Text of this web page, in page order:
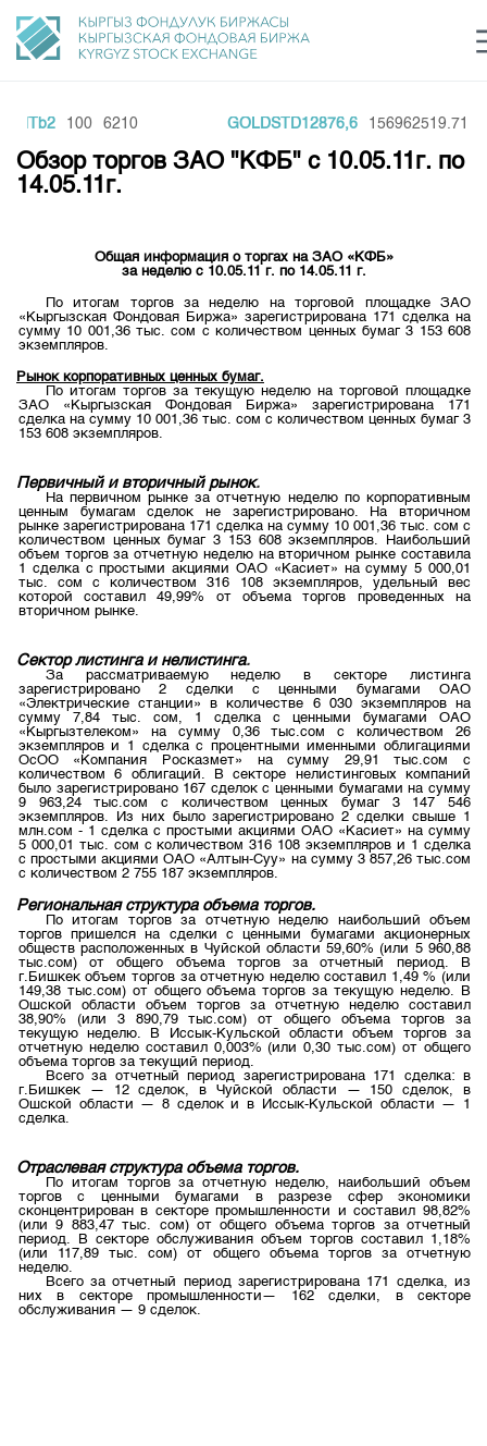
Финансовый рынок KG login Рус Кыр Eng
Общая информация
Акционеры
Руководство
Внутренний аудитор
Комитеты
Наши партнеры
Cтратегия развития
Корпоративные документы
Контакты
Направления
Товарно-сырьевой сектор
Листинг
Центр раскрытия информации
Тарифы
Финансовый рынок KG
Пресс-клуб
25 лет ЗАО КФБ
Нормативная база
Биржевая деятельность
Депозитарная деятельность
Центр раскрытия информации
Статистика торгов
Итоги последних торгов
Индекс и Капитализация
Котировки по ЦБ
Котировки по драг. металлам
Расписание аукционов по ГЦБ
Объем ГЦБ в обращении
Результаты аукционов по депозитам
Учебный центр
Общая информация
План работы на год
100 6210 GOLDSTD12876,6 156962519.71
Обзор торгов ЗАО "КФБ" с 10.05.11г. по
14.05.11г.
Общая информация о торгах на ЗАО «КФБ»
за неделю с 10.05.11 г. по 14.05.11 г.
По итогам торгов за неделю на торговой площадке ЗАО
«Кыргызская Фондовая Биржа» зарегистрирована 171 сделка на
сумму 10 001,36 тыс. сом с количеством ценных бумаг 3 153 608
экземпляров.
Рынок корпоративных ценных бумаг.
По итогам торгов за текущую неделю на торговой площадке
ЗАО «Кыргызская Фондовая Биржа» зарегистрирована 171
сделка на сумму 10 001,36 тыс. сом с количеством ценных бумаг 3
153 608 экземпляров.
Первичный и вторичный рынок.
На первичном рынке за отчетную неделю по корпоративным
ценным бумагам сделок не зарегистрировано. На вторичном
рынке зарегистрирована 171 сделка на сумму 10 001,36 тыс. сом с
количеством ценных бумаг 3 153 608 экземпляров. Наибольший
объем торгов за отчетную неделю на вторичном рынке составила
1 сделка с простыми акциями ОАО «Касиет» на сумму 5 000,01
тыс. сом с количеством 316 108 экземпляров, удельный вес
которой составил 49,99% от объема торгов проведенных на
вторичном рынке.
Сектор листинга и нелистинга.
За рассматриваемую неделю в секторе листинга
зарегистрировано 2 сделки с ценными бумагами ОАО
«Электрические станции» в количестве 6 030 экземпляров на
сумму 7,84 тыс. сом, 1 сделка с ценными бумагами ОАО
«Кыргызтелеком» на сумму 0,36 тыс.сом с количеством 26
экземпляров и 1 сделка с процентными именными облигациями
ОсОО «Компания Росказмет» на сумму 29,91 тыс.сом с
количеством 6 облигаций. В секторе нелистинговых компаний
было зарегистрировано 167 сделок с ценными бумагами на сумму
9 963,24 тыс.сом с количеством ценных бумаг 3 147 546
экземпляров. Из них было зарегистрировано 2 сделки свыше 1
млн.сом - 1 сделка с простыми акциями ОАО «Касиет» на сумму
5 000,01 тыс. сом с количеством 316 108 экземпляров и 1 сделка
с простыми акциями ОАО «Алтын-Суу» на сумму 3 857,26 тыс.сом
с количеством 2 755 187 экземпляров.
Региональная структура объема торгов.
По итогам торгов за отчетную неделю наибольший объем
торгов пришелся на сделки с ценными бумагами акционерных
обществ расположенных в Чуйской области 59,60% (или 5 960,88
тыс.сом) от общего объема торгов за отчетный период. В
г.Бишкек объем торгов за отчетную неделю составил 1,49 % (или
149,38 тыс.сом) от общего объема торгов за текущую неделю. В
Ошской области объем торгов за отчетную неделю составил
38,90% (или 3 890,79 тыс.сом) от общего объема торгов за
текущую неделю. В Иссык-Кульской области объем торгов за
отчетную неделю составил 0,003% (или 0,30 тыс.сом) от общего
объема торгов за текущий период.
Всего за отчетный период зарегистрирована 171 сделка: в
г.Бишкек — 12 сделок, в Чуйской области — 150 сделок, в
Ошской области — 8 сделок и в Иссык-Кульской области — 1
сделка.
Отраслевая структура объема торгов.
По итогам торгов за отчетную неделю, наибольший объем
торгов с ценными бумагами в разрезе сфер экономики
сконцентрирован в секторе промышленности и составил 98,82%
(или 9 883,47 тыс. сом) от общего объема торгов за отчетный
период. В секторе обслуживания объем торгов составил 1,18%
(или 117,89 тыс. сом) от общего объема торгов за отчетную
неделю.
Всего за отчетный период зарегистрирована 171 сделка, из
них в секторе промышленности— 162 сделки, в секторе
обслуживания — 9 сделок.